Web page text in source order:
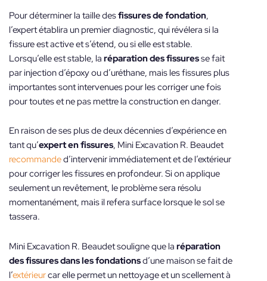
Pour déterminer la taille desfissures de fondation,
l’expert établira un premier diagnostic, qui révélera si la
fissure est active et s’étend, ou si elle est stable.
Lorsqu’elle est stable, la réparation des fissuresse fait
par injection d’époxy ou d’uréthane, mais les fissures plus
importantes sont intervenues pour les corriger une fois
pour toutes et ne pas mettre la construction en danger.
En raison de ses plus de deux décennies d’expérience en
tant qu’expert en fissures, Mini Excavation R. Beaudet
recommanded’intervenir immédiatement et de l’extérieur
pour corriger les fissures en profondeur. Si on applique
seulement un revêtement, le problème sera résolu
momentanément, mais il refera surface lorsque le sol se
tassera.
Mini Excavation R. Beaudet souligne que la réparation
des fissures dans les fondationsd’une maison se fait de
l’extérieurcar elle permet un nettoyage et un scellement à